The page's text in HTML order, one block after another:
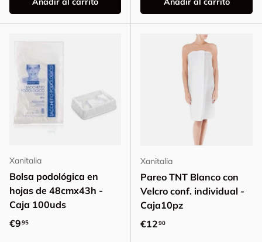
Xanitalia
Bolsa podológica en
hojas de 48cmx43h -
Caja 100uds
Precio normal
€995
Xanitalia
Pareo TNT Blanco con
Velcro conf. individual -
Caja10pz
Precio normal
€1290